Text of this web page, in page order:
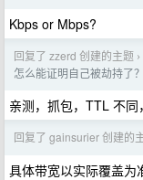
Kbps or Mbps?
回复了 zzerd 创建的主题 ›
怎么能证明自己被劫持了？
亲测，抓包，TTL 不
回复了 gainsurier 创建的
具体带宽以实际覆盖为